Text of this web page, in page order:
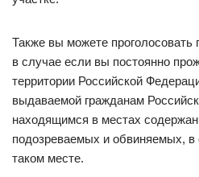
Также вы можете проголосовать
в случае если вы постоянно
территории Российской
выдаваемой гражданам
находящимся в местах
подозреваемых и обвиняемых, в
таком месте.